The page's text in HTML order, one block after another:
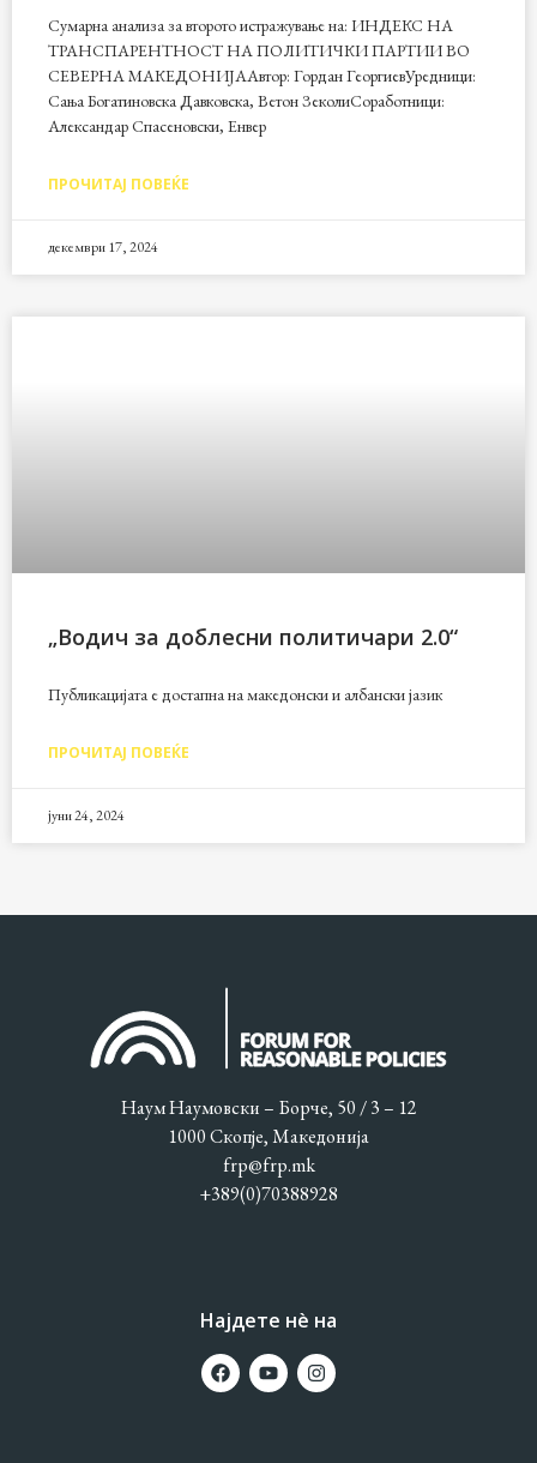
Сумарна анализа за второто истражување на: ИНДЕКС НА
ТРАНСПАРЕНТНОСТ НА ПОЛИТИЧКИ ПАРТИИ ВО
СЕВЕРНА МАКЕДОНИЈААвтор: Гордан ГеоргиевУредници:
Сања Богатиновска Давковска, Ветон ЗеколиСоработници:
Александар Спасеновски, Енвер
ПРОЧИТАЈ ПОВЕЌЕ
декември 17, 2024
„Водич за доблесни политичари 2.0“
Публикацијата е достапна на македонски и албански јазик
ПРОЧИТАЈ ПОВЕЌЕ
јуни 24, 2024
Наум Наумовски – Борче, 50 / 3 – 12
1000 Скопје, Македонија
frp@frp.mk
+389(0)70388928
Најдете нè на